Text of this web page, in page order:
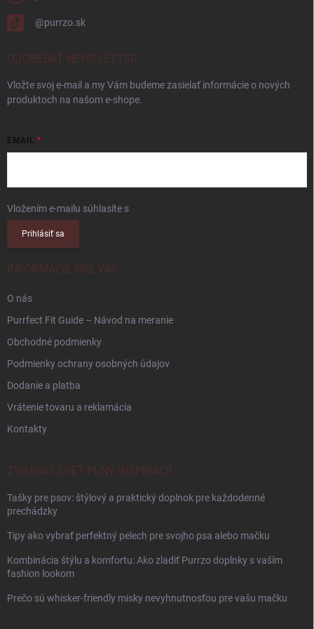
@purrzo.sk
ODOBERAŤ NEWSLETTER
Vložte svoj e-mail a my Vám budeme zasielať informácie o nových
produktoch na našom e-shope.
EMAIL
Vložením e-mailu súhlasíte s
Prihlásiť sa
INFORMÁCIE PRE VÁS
O nás
Purrfect Fit Guide – Návod na meranie
Obchodné podmienky
Podmienky ochrany osobných údajov
Dodanie a platba
Vrátenie tovaru a reklamácia
Kontakty
ZVIERACÍ SVET PLNÝ INŠPIRÁCIÍ
Tašky pre psov: štýlový a praktický doplnok pre každodenné
prechádzky
Tipy ako vybrať perfektný pelech pre svojho psa alebo mačku
Kombinácia štýlu a komfortu: Ako zladiť Purrzo doplnky s vaším
fashion lookom
Prečo sú whisker-friendly misky nevyhnutnosťou pre vašu mačku